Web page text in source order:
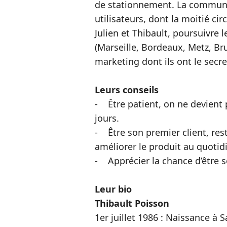
de stationnement. La
utilisateurs, dont la moitié
Julien et Thibault, poursuivre
(Marseille, Bordeaux, Metz,
marketing dont ils ont le
Leurs conseils
- Être patient, on ne devient
jours.
- Être son premier client,
améliorer le produit au
- Apprécier la chance d’être
Leur bio
Thibault Poisson
1er juillet 1986 : Naissance à